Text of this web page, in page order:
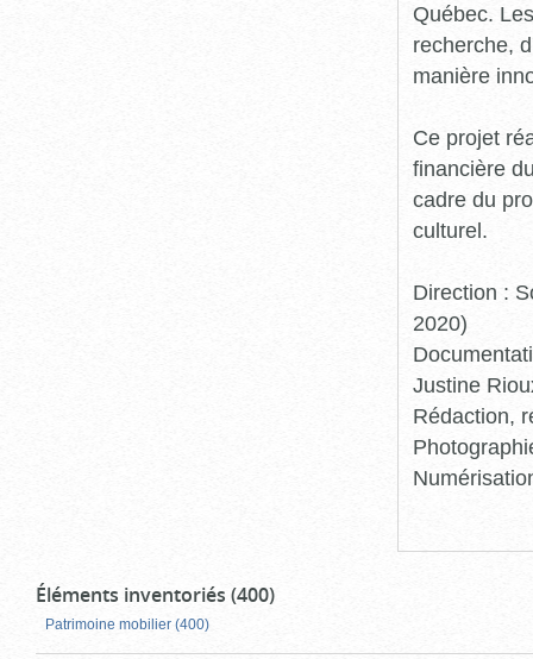
Québec.
recherche,
manière
Ce projet
financière
cadre du
culturel.
Direction :
2020)
Justine
Rédaction,
Éléments inventoriés (400)
Patrimoine mobilier (400)